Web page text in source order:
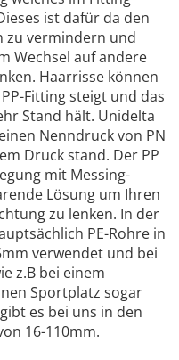
ist dafür da den
zu vermindern und
Wechsel auf andere
Haarrisse können
Fitting steigt und das
Stand hält. Unidelta
Nenndruck von PN
Druck stand. Der PP
mit Messing-
Lösung um Ihren
zu lenken. In der
PE-Rohre in
verwendet und bei
z.B bei einem
Sportplatz sogar
es bei uns in den
16-110mm.